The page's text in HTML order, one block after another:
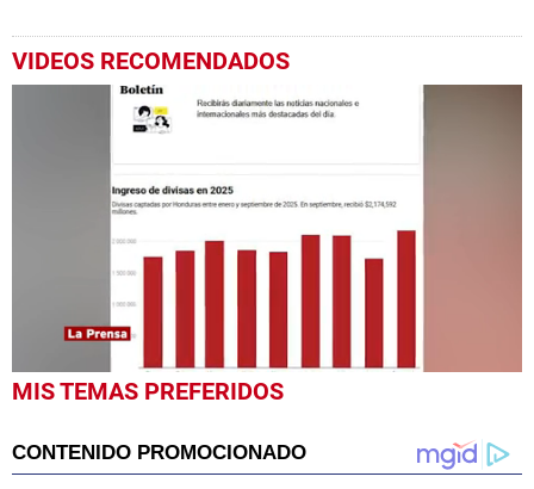
VIDEOS RECOMENDADOS
0
seconds
minute,
5
MIS TEMAS PREFERIDOS